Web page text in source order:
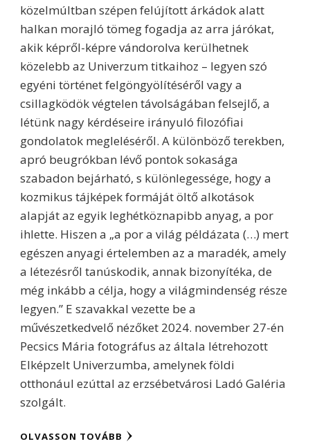
közelmúltban szépen felújított árkádok alatt
halkan morajló tömeg fogadja az arra járókat,
akik képről-képre vándorolva kerülhetnek
közelebb az Univerzum titkaihoz – legyen szó
egyéni történet felgöngyölítéséről vagy a
csillagködök végtelen távolságában felsejlő, a
létünk nagy kérdéseire irányuló filozófiai
gondolatok megleléséről. A különböző terekben,
apró beugrókban lévő pontok sokasága
szabadon bejárható, s különlegessége, hogy a
kozmikus tájképek formáját öltő alkotások
alapját az egyik leghétköznapibb anyag, a por
ihlette. Hiszen a „a por a világ példázata (…) mert
egészen anyagi értelemben az a maradék, amely
a létezésről tanúskodik, annak bizonyítéka, de
még inkább a célja, hogy a világmindenség része
legyen.” E szavakkal vezette be a
művészetkedvelő nézőket 2024. november 27-én
Pecsics Mária fotográfus az általa létrehozott
Elképzelt Univerzumba, amelynek földi
otthonául ezúttal az erzsébetvárosi Ladó Galéria
szolgált.
OLVASSON TOVÁBB